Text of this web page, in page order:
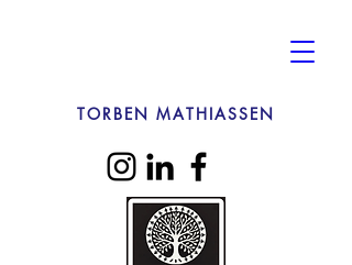
TORBEN MATHIASSEN